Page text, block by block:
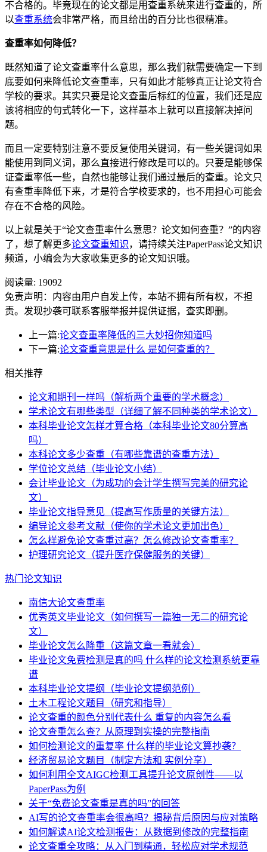
不合格的。毕竟现在的论文都是用查重系统来进行查重的，所
以查重系统会非常严格，而且给出的百分比也很精准。
查重率如何降低？
既然知道了论文查重率什么意思，那么我们就需要确定一下到
底要如何来降低论文查重率，只有如此才能够真正让论文符合
学校的要求。其实只要是论文查重后标红的位置，我们还是应
该将相应的句式转化一下，这样基本上就可以直接解决掉问
题。
而且一定要特别注意不要反复使用关键词，有一些关键词如果
能使用到同义词，那么直接进行修改是可以的。只要是能够保
证查重率低一些，自然也能够让我们通过最后的查重。论文只
有查重率降低下来，才是符合学校要求的，也不用担心可能会
存在不合格的风险。
以上就是关于“论文查重率什么意思？论文如何查重？”的内容
了，想了解更多论文查重知识，请持续关注PaperPass论文知识
频道，小编会为大家收集更多的论文知识哦。
阅读量: 19092
免责声明：内容由用户自发上传，本站不拥有所有权，不担
责。发现抄袭可联系客服举报并提供证据，查实即删。
上一篇:论文查重率降低的三大妙招你知道吗
下一篇:论文查重意思是什么 是如何查重的？
相关推荐
论文和期刊一样吗（解析两个重要的学术概念）
学术论文有哪些类型（详细了解不同种类的学术论文）
本科毕业论文怎样才算合格（本科毕业论文80分算高
吗）
本科论文多少查重（有哪些靠谱的查重方法）
学位论文总结（毕业论文小结）
会计毕业论文（为成功的会计学生撰写完美的研究论
文）
毕业论文指导意见（提高写作质量的关键方法）
编导论文参考文献（使你的学术论文更加出色）
怎么样避免论文查重过高？怎么修改论文查重率？
护理研究论文（提升医疗保健服务的关键）
热门论文知识
南信大论文查重率
优秀英文毕业论文（如何撰写一篇独一无二的研究论
文）
毕业论文怎么降重（这篇文章一看就会）
毕业论文免费检测是真的吗 什么样的论文检测系统更靠
谱
本科毕业论文提纲（毕业论文提纲范例）
土木工程论文题目（研究和指导）
论文查重的颜色分别代表什么 重复的内容怎么看
论文查重怎么查？从原理到实操的完整指南
如何检测论文的重复率 什么样的毕业论文算抄袭？
经济贸易论文题目（制定方法和 实例分享）
如何利用全文AIGC检测工具提升论文原创性——以
PaperPass为例
关于“免费论文查重是真的吗”的回答
AI写的论文查重率会很高吗？揭秘背后原因与应对策略
如何解读AI论文检测报告：从数据到修改的完整指南
论文查重全攻略：从入门到精通，轻松应对学术规范